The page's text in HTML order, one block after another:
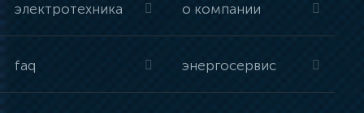
электротехника о компании
faq энергосервис